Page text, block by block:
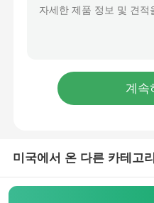
알루미늄 도어 프로파일
미국에서 온 다른 카테고리